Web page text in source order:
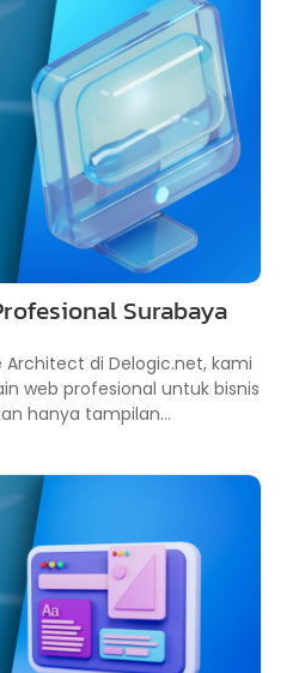
Surabaya
Architect di Delogic.net, kami
web profesional untuk bisnis
hanya tampilan...